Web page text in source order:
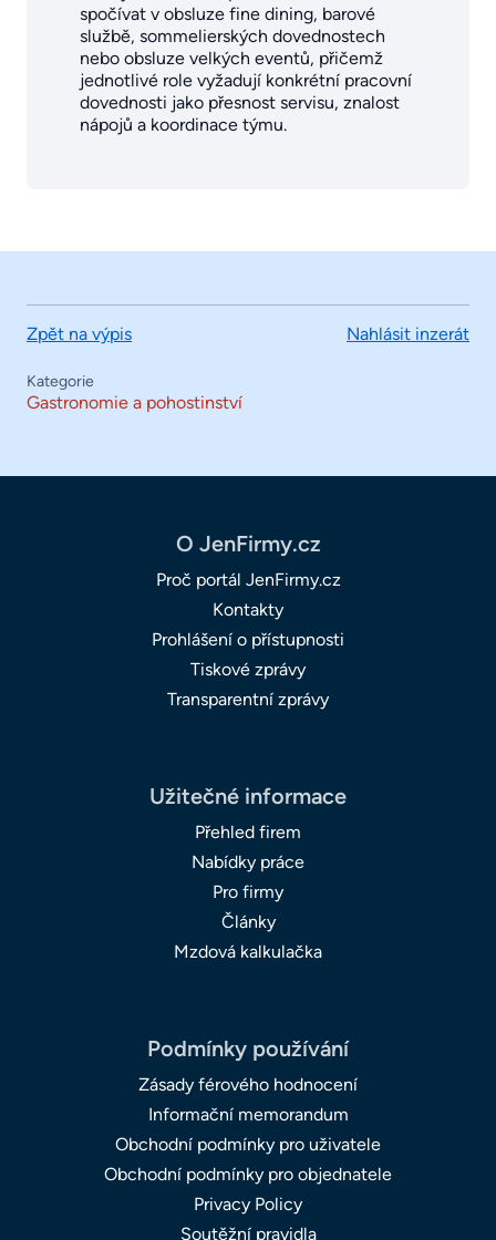
spočívat v obsluze fine dining, barové
službě, sommelierských dovednostech
nebo obsluze velkých eventů, přičemž
jednotlivé role vyžadují konkrétní pracovní
dovednosti jako přesnost servisu, znalost
nápojů a koordinace týmu.
Zpět na výpis Nahlásit inzerát
Kategorie
Gastronomie a pohostinství
O JenFirmy.cz
Proč portál JenFirmy.cz
Kontakty
Prohlášení o přístupnosti
Tiskové zprávy
Transparentní zprávy
Užitečné informace
Přehled firem
Nabídky práce
Pro firmy
Články
Mzdová kalkulačka
Podmínky používání
Zásady férového hodnocení
Informační memorandum
Obchodní podmínky pro uživatele
Obchodní podmínky pro objednatele
Privacy Policy
Soutěžní pravidla